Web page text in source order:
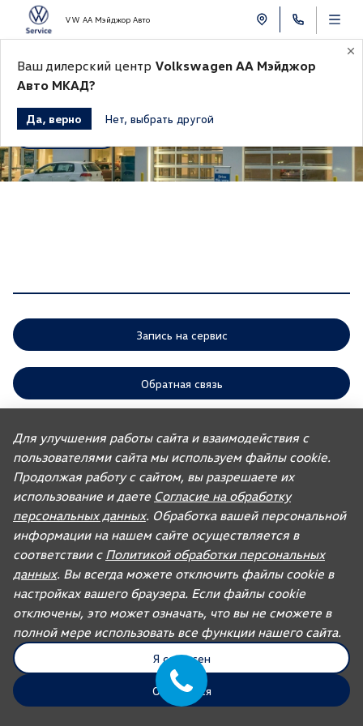
VW АА Мэйджор Авто
Контакты
Сотрудники
Запись на сервис
Обратная связь
ООО «АГР» отдает приоритет выполнению своих обязательств,
предусмотренных законодательством РФ, по удовлетворению
требований покупателей автомобилей, ранее изготовленных или
импортированных ООО «ФОЛЬКСВАГЕН Груп Рус». Учитывая это, ООО
«АГР» не несет ответственности за качество автомобилей,
импортированных с других рынков третьими лицами, а также за их
соответствие установленным в Российской Федерации обязательным
требованиям и не обязано по законодательству РФ удовлетворять
требования, связанные с недостатками качества таких автомобилей.
При покупке автомобиля рекомендуем требовать от продавца
документ, в котором должна содержаться информация об импортере
данного автомобиля.
Для автомобилей бренда дилерское предприятие осуществляет
продажу запасных частей и организацию послепродажного
обслуживания.
© 2026, AGR Automotive Group. UDP Auto
Для улучшения работы сайта и взаимодействия с
пользователями сайта мы используем файлы cookie.
Продолжая работу с сайтом, вы разрешаете их
использование и даете Согласие на обработку
персональных данных. Обработка вашей персональной
информации на нашем сайте осуществляется в
соответствии с Политикой обработки персональных
данных. Вы всегда можете отключить файлы cookie в
настройках вашего браузера. Если файлы cookie
отключены, это может означать, что вы не сможете в
полной мере использовать все функции нашего сайта.
Я согласен
Отказаться
Ваш дилерский центр Volkswagen АА Мэйджор
Авто МКАД?
Да, верно Нет, выбрать другой